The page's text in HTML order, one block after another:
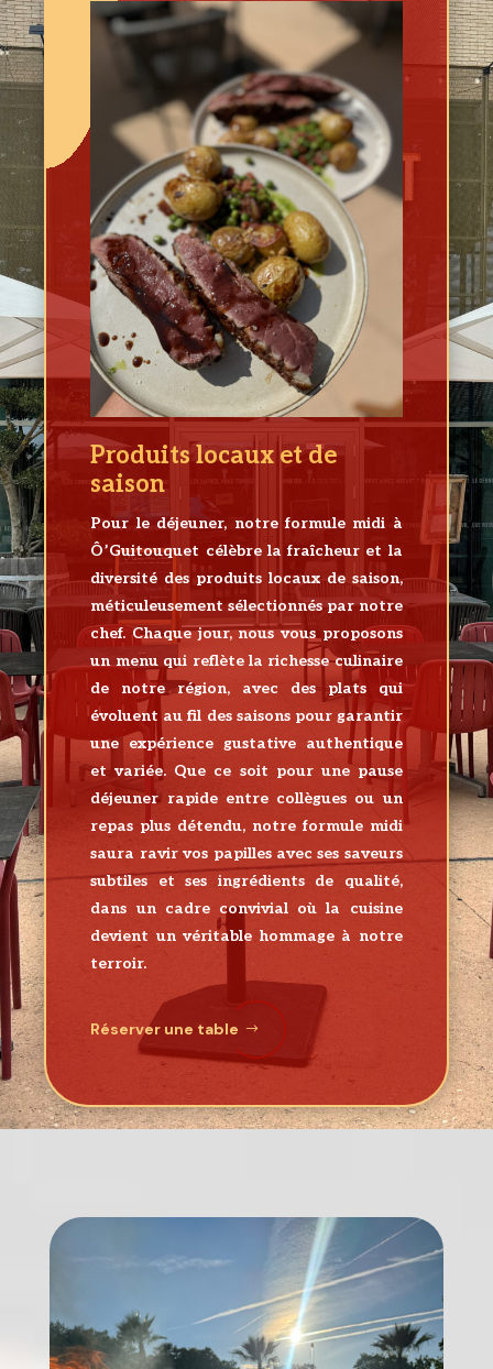
Produits locaux et de
saison
Pour le déjeuner, notre formule midi à
Ô’Guitouquet célèbre la fraîcheur et la
diversité des produits locaux de saison,
méticuleusement sélectionnés par notre
chef. Chaque jour, nous vous proposons
un menu qui reflète la richesse culinaire
de notre région, avec des plats qui
évoluent au fil des saisons pour garantir
une expérience gustative authentique
et variée. Que ce soit pour une pause
déjeuner rapide entre collègues ou un
repas plus détendu, notre formule midi
saura ravir vos papilles avec ses saveurs
subtiles et ses ingrédients de qualité,
dans un cadre convivial où la cuisine
devient un véritable hommage à notre
terroir.
Réserver une table